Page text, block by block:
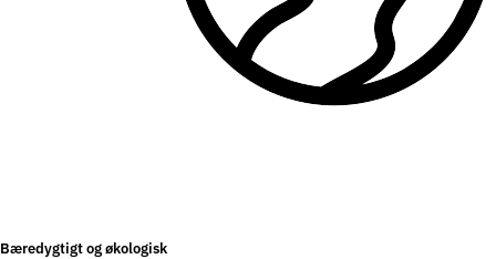
Bæredygtigt og økologisk